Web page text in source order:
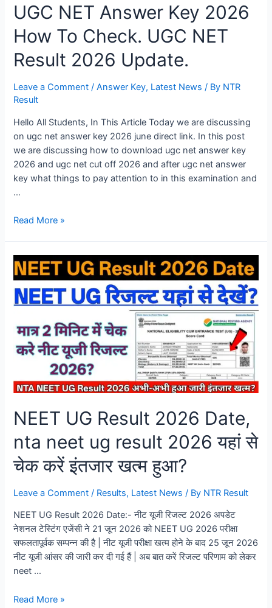
UGC NET Answer Key 2026
How To Check. UGC NET
Result 2026 Update.
Leave a Comment /Answer Key, Latest News / By NTR
Result
Hello All Students, In This Article Today we are discussing
on ugc net answer key 2026 june direct link. In this post
we are discussing how to download ugc net answer key
2026 and ugc net cut off 2026 and after ugc net answer
key what things to pay attention to in this examination and
…
Read More »
NEET UG Result 2026 Date,
nta neet ug result 2026 यहां से
चेक करें इंतजार खत्म हुआ?
Leave a Comment / Results, Latest News / By NTR Result
NEET UG Result 2026 Date:- नीट यूजी रिजल्ट 2026 अपडेट
नेशनल टेस्टिंग एजेंसी ने 21 जून 2026 को NEET UG 2026 परीक्षा
सफलतापूर्वक सम्पन्न की है | नीट यूजी परीक्षा खत्म होने के बाद 25 जून 2026
नीट यूजी आंसर की जारी कर दी गई हैं | अब बात करें रिजल्ट परिणाम को लेकर
neet …
Read More »